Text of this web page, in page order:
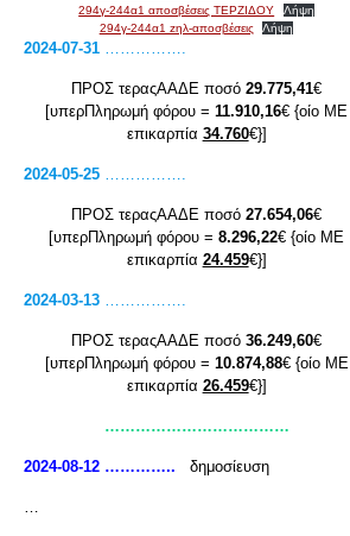
294γ-244α1 αποσβέσεις ΤΕΡΖΙΔΟΥ
Λήψη
294γ-244α1 zηλ-αποσβέσεις
Λήψη
2024-07-31 …………….
ΠΡΟΣ τεραςΑΑΔΕ ποσό29.775,41€
[υπερΠληρωμή φόρου =11.910,16€ {οίο ΜΕ
επικαρπία 34.760€}]
2024-05-25 …………….
ΠΡΟΣ τεραςΑΑΔΕ ποσό27.654,06€
[υπερΠληρωμή φόρου =8.296,22€ {οίο ΜΕ
επικαρπία 24.459€}]
2024-03-13 …………….
ΠΡΟΣ τεραςΑΑΔΕ ποσό36.249,60€
[υπερΠληρωμή φόρου = 10.874,88€ {οίο ΜΕ
επικαρπία 26.459€}]
………………………………
2024-08-12 ………….. δημοσίευση
…